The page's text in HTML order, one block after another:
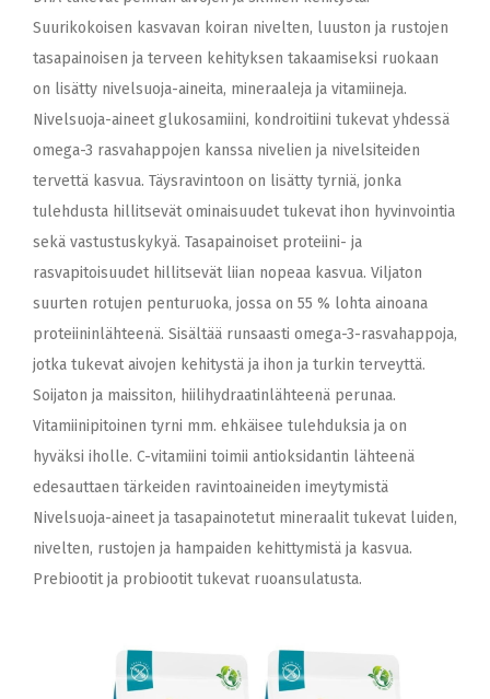
Suurikokoisen kasvavan koiran nivelten, luuston ja rustojen
tasapainoisen ja terveen kehityksen takaamiseksi ruokaan
on lisätty nivelsuoja-aineita, mineraaleja ja vitamiineja.
Nivelsuoja-aineet glukosamiini, kondroitiini tukevat yhdessä
omega-3 rasvahappojen kanssa nivelien ja nivelsiteiden
tervettä kasvua. Täysravintoon on lisätty tyrniä, jonka
tulehdusta hillitsevät ominaisuudet tukevat ihon hyvinvointia
sekä vastustuskykyä. Tasapainoiset proteiini- ja
rasvapitoisuudet hillitsevät liian nopeaa kasvua. Viljaton
suurten rotujen penturuoka, jossa on 55 % lohta ainoana
proteiininlähteenä. Sisältää runsaasti omega-3-rasvahappoja,
jotka tukevat aivojen kehitystä ja ihon ja turkin terveyttä.
Soijaton ja maissiton, hiilihydraatinlähteenä perunaa.
Vitamiinipitoinen tyrni mm. ehkäisee tulehduksia ja on
hyväksi iholle. C-vitamiini toimii antioksidantin lähteenä
edesauttaen tärkeiden ravintoaineiden imeytymistä
Nivelsuoja-aineet ja tasapainotetut mineraalit tukevat luiden,
nivelten, rustojen ja hampaiden kehittymistä ja kasvua.
Prebiootit ja probiootit tukevat ruoansulatusta.